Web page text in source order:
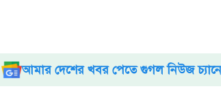
আমার দেশের খবর পেতে গুগল নিউজ